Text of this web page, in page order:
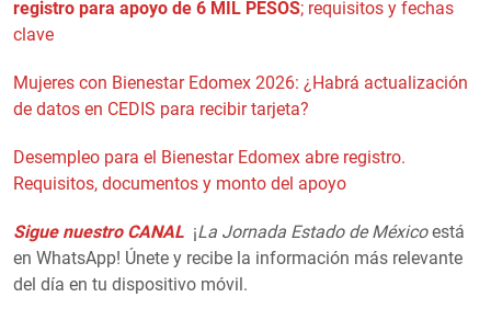
registro para apoyo de 6 MIL PESOS; requisitos y fechas
clave
Mujeres con Bienestar Edomex 2026: ¿Habrá actualización
de datos en CEDIS para recibir tarjeta?
Desempleo para el Bienestar Edomex abre registro.
Requisitos, documentos y monto del apoyo
Sigue nuestro CANAL ¡La Jornada Estado de Méxicoestá
en WhatsApp! Únete y recibe la información más relevante
del día en tu dispositivo móvil.